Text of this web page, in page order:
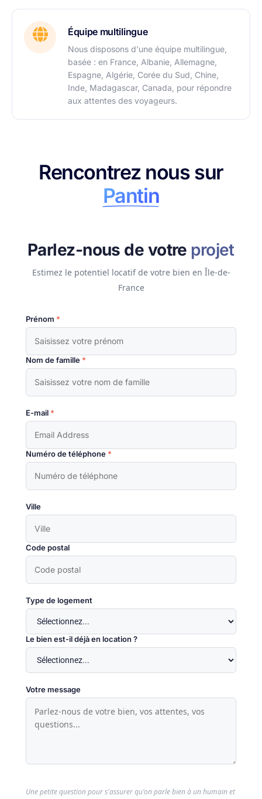
Équipe multilingue
Nous disposons d'une équipe multilingue,
basée : en France, Albanie, Allemagne,
Espagne, Algérie, Corée du Sud, Chine,
Inde, Madagascar, Canada, pour répondre
aux attentes des voyageurs.
Rencontrez nous sur
Pantin
Parlez-nous de votre projet
Estimez le potentiel locatif de votre bien en Île-de-
France
Prénom *
Nom de famille *
E-mail *
Numéro de téléphone *
Ville
Code postal
Type de logement
Le bien est-il déjà en location ?
Votre message
Une petite question pour s'assurer qu'on parle bien à un humain et